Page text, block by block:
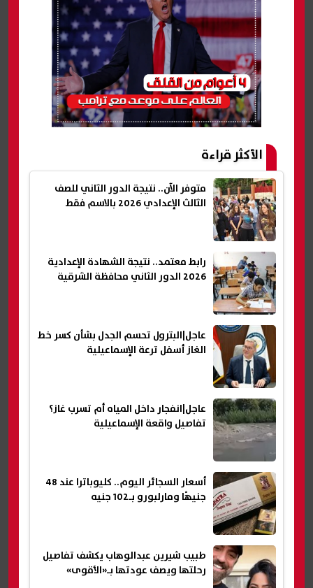
الأكثر قراءة
متوفر الآن.. نتيجة الدور الثاني للصف
الثالث الإعدادي 2026 بالاسم فقط
رابط معتمد.. نتيجة الشهادة الإعدادية
2026 الدور الثاني محافظة الشرقية
عاجل|البترول تحسم الجدل بشأن كسر خط
الغاز أسفل ترعة الإسماعيلية
عاجل|انفجار داخل المياه أم تسرب غاز؟
تفاصيل واقعة الإسماعيلية
أسعار السجائر اليوم.. كليوباترا عند 48
جنيهًا ومارلبورو بـ102 جنيه
طبيب شيرين عبدالوهاب يكشف تفاصيل
رحلتها ويصف عودتها بـ«الأقوى»